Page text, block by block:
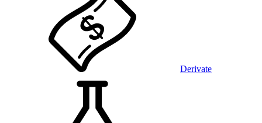
Derivate